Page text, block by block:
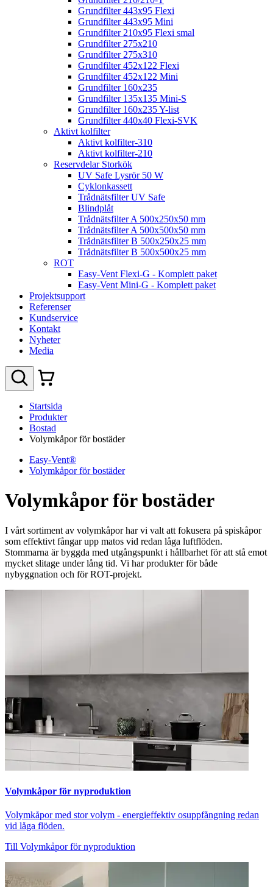
Grundfilter 443x95 Flexi
Grundfilter 443x95 Mini
Grundfilter 210x95 Flexi smal
Grundfilter 275x210
Grundfilter 275x310
Grundfilter 452x122 Flexi
Grundfilter 452x122 Mini
Grundfilter 160x235
Grundfilter 135x135 Mini-S
Grundfilter 160x235 Y-list
Grundfilter 440x40 Flexi-SVK
Aktivt kolfilter
Aktivt kolfilter-310
Aktivt kolfilter-210
Reservdelar Storkök
UV Safe Lysrör 50 W
Cyklonkassett
Trådnätsfilter UV Safe
Blindplåt
Trådnätsfilter A 500x250x50 mm
Trådnätsfilter A 500x500x50 mm
Trådnätsfilter B 500x250x25 mm
Trådnätsfilter B 500x500x25 mm
ROT
Easy-Vent Flexi-G - Komplett paket
Easy-Vent Mini-G - Komplett paket
Projektsupport
Referenser
Kundservice
Kontakt
Nyheter
Media
Startsida
Produkter
Bostad
Volymkåpor för bostäder
Easy-Vent®
Volymkåpor för bostäder
Volymkåpor för bostäder
I vårt sortiment av volymkåpor har vi valt att fokusera på spiskåpor
som effektivt fångar upp matos vid redan låga luftflöden.
Stommarna är byggda med utgångspunkt i hållbarhet för att stå emot
mycket slitage under lång tid. Vi har produkter för både
nybyggnation och för ROT-projekt.
Volymkåpor för nyproduktion
Volymkåpor med stor volym - energieffektiv osuppfångning redan
vid låga flöden.
Till Volymkåpor för nyproduktion